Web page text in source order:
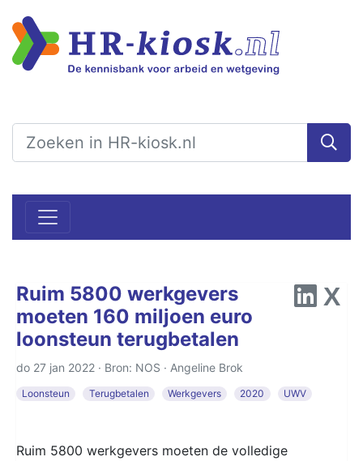
Ruim 5800 werkgevers
moeten 160 miljoen euro
loonsteun terugbetalen
do 27 jan 2022 · Bron: NOS · Angeline Brok
Loonsteun Terugbetalen Werkgevers 2020 UWV
Ruim 5800 werkgevers moeten de volledige